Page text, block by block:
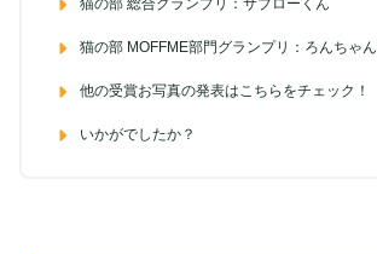
猫の部 MOFFME部門グランプリ：ろんちゃん
他の受賞お写真の発表はこちらをチェック！
いかがでしたか？